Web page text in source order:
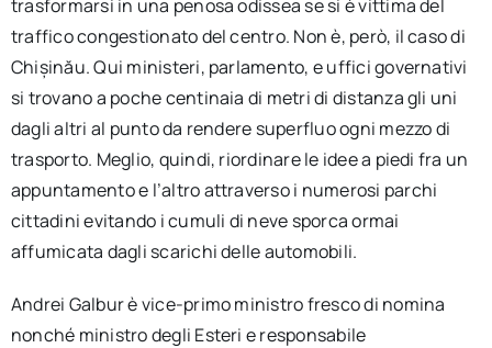
trasformarsi in una penosa odissea se si è vittima del
traffico congestionato del centro. Non è, però, il caso di
Chișinău. Qui ministeri, parlamento, e uffici governativi
si trovano a poche centinaia di metri di distanza gli uni
dagli altri al punto da rendere superfluo ogni mezzo di
trasporto. Meglio, quindi, riordinare le idee a piedi fra un
appuntamento e l’altro attraverso i numerosi parchi
cittadini evitando i cumuli di neve sporca ormai
affumicata dagli scarichi delle automobili.
Andrei Galbur è vice-primo ministro fresco di nomina
nonché ministro degli Esteri e responsabile